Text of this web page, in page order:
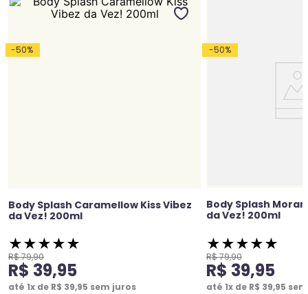
-50%
Body Splash Caramellow Kiss Vibez
da Vez! 200ml
★★★★★
R$79,90
R$ 39,95
até 1x de R$ 39,95 sem juros
-50%
Body Splash
da Vez! 200ml
★★★★★
R$79,90
R$ 39,95
até 1x de R$ 39,95